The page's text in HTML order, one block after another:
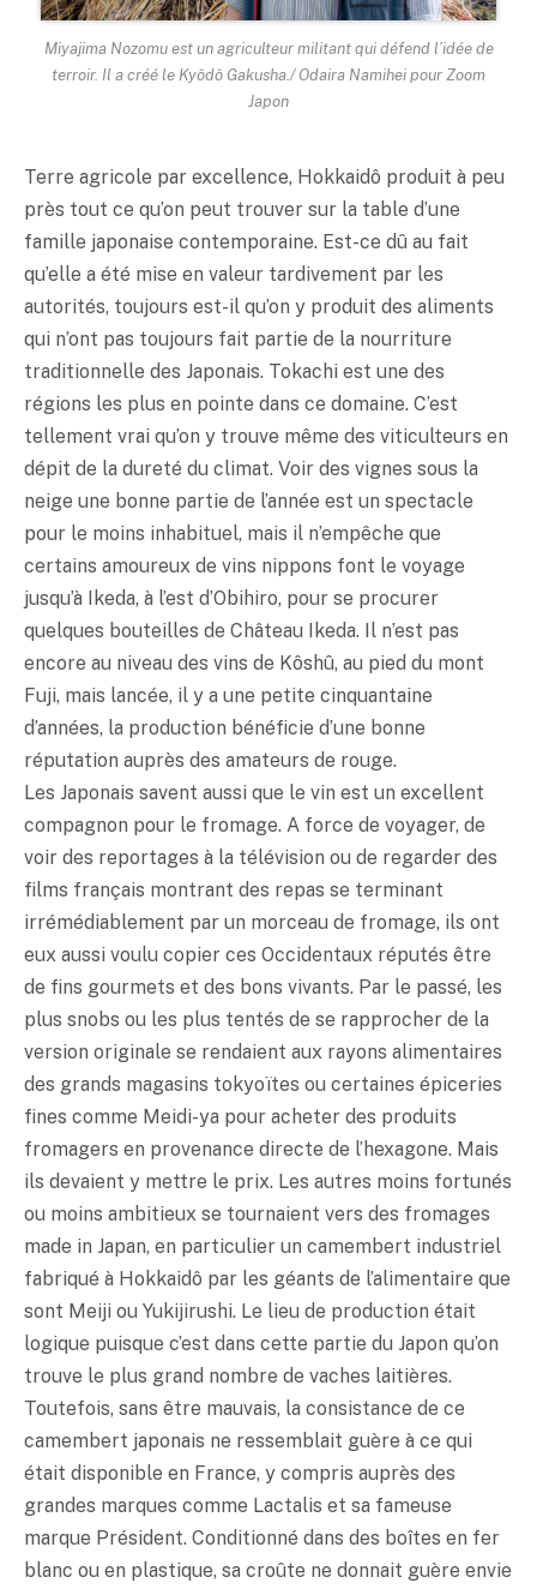
Miyajima Nozomu est un agriculteur militant qui défend l’idée de
terroir. Il a créé le Kyôdô Gakusha./ Odaira Namihei pour Zoom
Japon
Terre agricole par excellence, Hokkaidô produit à peu
près tout ce qu’on peut trouver sur la table d’une
famille japonaise contemporaine. Est-ce dû au fait
qu’elle a été mise en valeur tardivement par les
autorités, toujours est-il qu’on y produit des aliments
qui n’ont pas toujours fait partie de la nourriture
traditionnelle des Japonais. Tokachi est une des
régions les plus en pointe dans ce domaine. C’est
tellement vrai qu’on y trouve même des viticulteurs en
dépit de la dureté du climat. Voir des vignes sous la
neige une bonne partie de l’année est un spectacle
pour le moins inhabituel, mais il n’empêche que
certains amoureux de vins nippons font le voyage
jusqu’à Ikeda, à l’est d’Obihiro, pour se procurer
quelques bouteilles de Château Ikeda. Il n’est pas
encore au niveau des vins de Kôshû, au pied du mont
Fuji, mais lancée, il y a une petite cinquantaine
d’années, la production bénéficie d’une bonne
réputation auprès des amateurs de rouge.
Les Japonais savent aussi que le vin est un excellent
compagnon pour le fromage. A force de voyager, de
voir des reportages à la télévision ou de regarder des
films français montrant des repas se terminant
irrémédiablement par un morceau de fromage, ils ont
eux aussi voulu copier ces Occidentaux réputés être
de fins gourmets et des bons vivants. Par le passé, les
plus snobs ou les plus tentés de se rapprocher de la
version originale se rendaient aux rayons alimentaires
des grands magasins tokyoïtes ou certaines épiceries
fines comme Meidi-ya pour acheter des produits
fromagers en provenance directe de l’hexagone. Mais
ils devaient y mettre le prix. Les autres moins fortunés
ou moins ambitieux se tournaient vers des fromages
made in Japan, en particulier un camembert industriel
fabriqué à Hokkaidô par les géants de l’alimentaire que
sont Meiji ou Yukijirushi. Le lieu de production était
logique puisque c’est dans cette partie du Japon qu’on
trouve le plus grand nombre de vaches laitières.
Toutefois, sans être mauvais, la consistance de ce
camembert japonais ne ressemblait guère à ce qui
était disponible en France, y compris auprès des
grandes marques comme Lactalis et sa fameuse
marque Président. Conditionné dans des boîtes en fer
blanc ou en plastique, sa croûte ne donnait guère envie